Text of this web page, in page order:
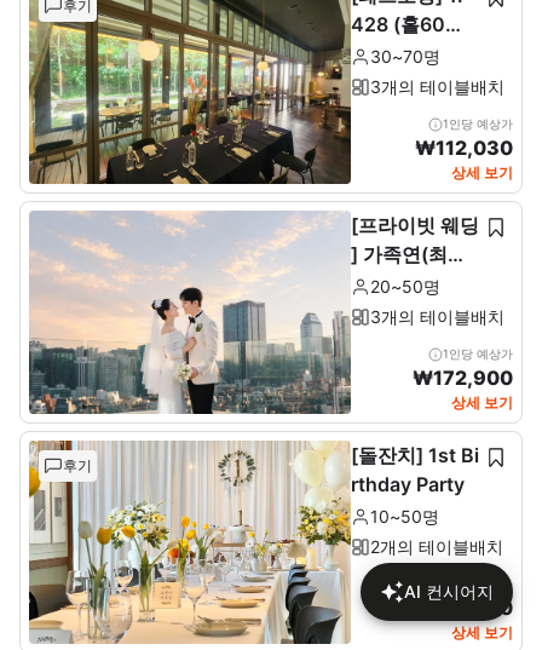
후기
428 (홀60석+
룸10석)
30~70명
3개의 테이블배치
1인당 예상가
₩112,030
상세 보기
[프라이빗 웨딩
] 가족연(최소2
0~최대 50인)
20~50명
3개의 테이블배치
1인당 예상가
₩172,900
상세 보기
후기
[돌잔치] 1st Bi
rthday Party
10~50명
2개의 테이블배치
1인당 예상가
₩137,680
상세 보기
AI 컨시어지